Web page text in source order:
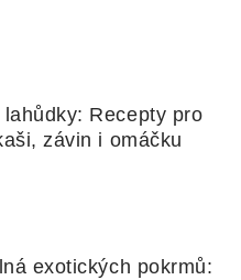
Recepty pro
závin i omáčku
exotických pokrmů: